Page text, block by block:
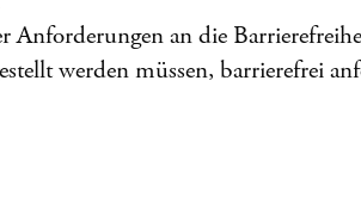
Anforderungen an die
werden müssen, barrierefrei